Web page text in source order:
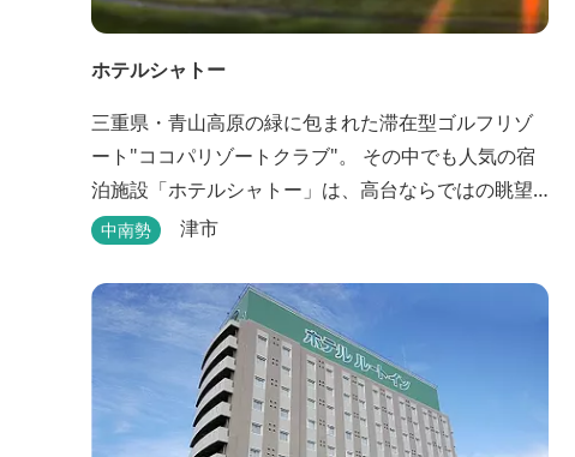
ホテルシャトー
三重県・青山高原の緑に包まれた滞在型ゴルフリゾ
ート"ココパリゾートクラブ"。 その中でも人気の宿
泊施設「ホテルシャトー」は、高台ならではの眺望
と静けさが魅力です。 客室はツインルームから4〜6
わせて選べます。 天然温泉の大浴場・露天風呂、ロ
ウリュ式サウナで体を整えた後は、和食や焼肉な
ど、気分で選べる夕食をゆったりと。 翌朝は、レ
ス...
中南勢 津市